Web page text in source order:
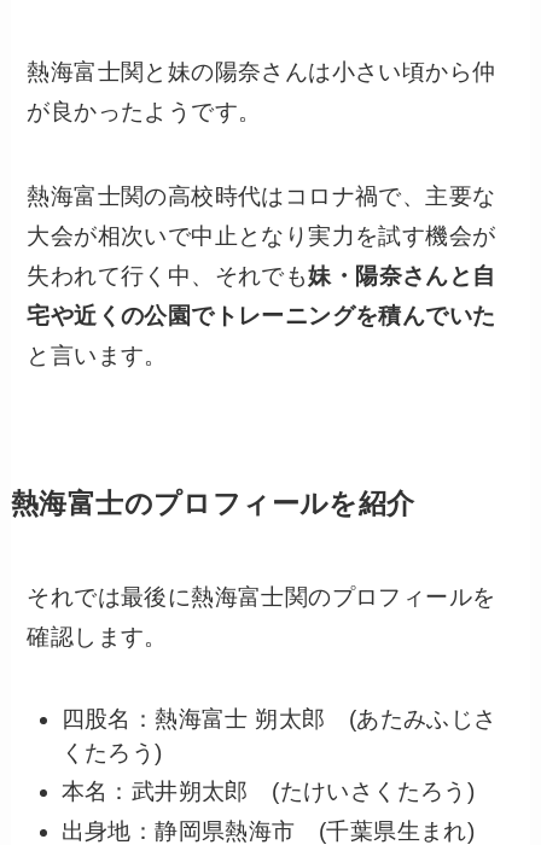
熱海富士関と妹の陽奈さんは小さい頃から仲
が良かったようです。
熱海富士関の高校時代はコロナ禍で、主要な
大会が相次いで中止となり実力を試す機会が
失われて行く中、それでも妹・ 陽奈さんと自
宅や近くの公園でトレーニングを積んでいた
と言います。
熱海富士のプロフィールを紹介
それでは最後に熱海富士関のプロフィールを
確認します。
四股名：熱海富士 朔太郎 (あたみふじさ
くたろう)
本名：武井朔太郎 (たけいさくたろう)
出身地：静岡県熱海市 (千葉県生まれ)